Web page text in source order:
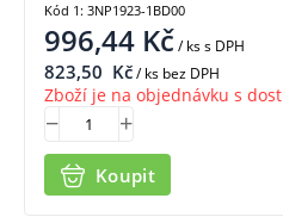
996,44 Kč/ kss DPH
823,50 Kč/ ks bez DPH
Zboží je na objednávku s
Koupit
Kód 1: 3NP1923-1BD00